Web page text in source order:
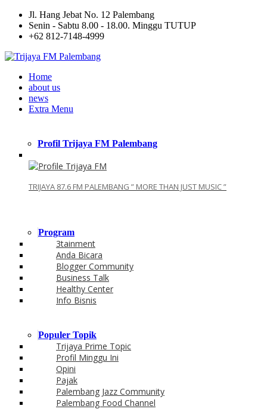
Jl. Hang Jebat No. 12 Palembang
Senin - Sabtu 8.00 - 18.00. Minggu TUTUP
+62 812-7148-4999
Home
about us
news
Extra Menu
Profil Trijaya FM Palembang
TRIJAYA 87.6 FM PALEMBANG ” MORE THAN JUST MUSIC ”
Program
3tainment
Anda Bicara
Blogger Community
Business Talk
Healthy Center
Info Bisnis
Populer Topik
Trijaya Prime Topic
Profil Minggu Ini
Opini
Pajak
Palembang Jazz Community
Palembang Food Channel